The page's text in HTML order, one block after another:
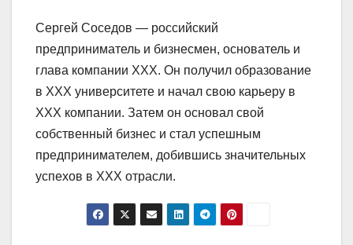
Сергей Соседов — российский
предприниматель и бизнесмен, основатель и
глава компании XXX. Он получил образование
в XXX университете и начал свою карьеру в
XXX компании. Затем он основал свой
собственный бизнес и стал успешным
предпринимателем, добившись значительных
успехов в XXX отрасли.